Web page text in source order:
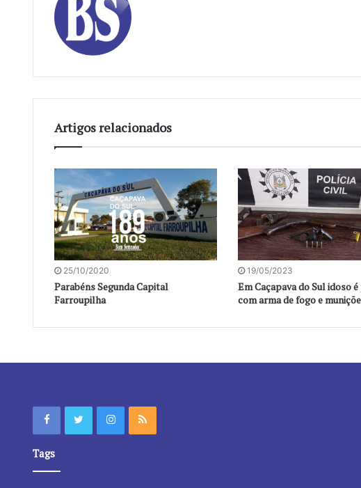
Artigos relacionados
25/10/2020
Parabéns Segunda Capital
Farroupilha
19/05/2023
Em Caçapava do Sul idoso
com arma de fogo e
Tags